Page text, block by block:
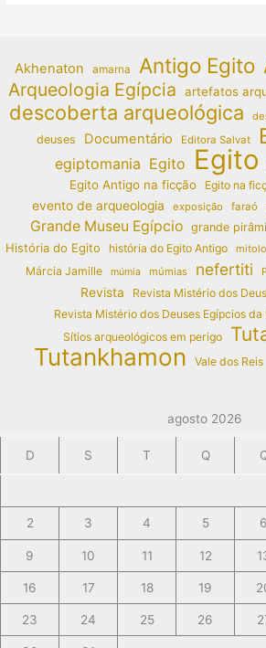
Akhenaton amarna Antigo Egito
Arqueologia Egípcia artefatos
descoberta arqueológica
deuses Documentário Editora Salvat
egiptomania Egito
Egito Antigo na ficção Egito na
evento de arqueologia exposição faraó
Grande Museu Egípcio grande
História do Egito
história do Egito Antigo
Márcia Jamille múmia múmias nefertiti
Revista
Revista Mistério dos
Revista Mistério dos Deuses Egípcios da
Sítios arqueológicos em perigo
Tutankhamon Vale dos Reis
agosto 2026
D S T Q
2 3 4 5 6
9 10 11 12
16 17 18 19
23 24 25 26